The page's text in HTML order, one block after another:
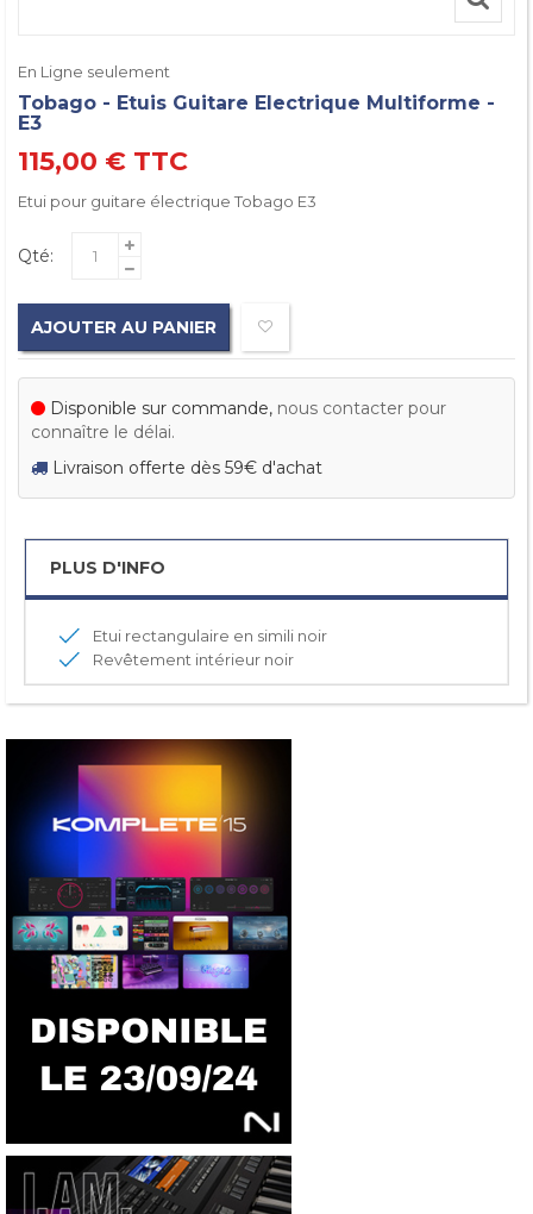
En Ligne seulement
Tobago - Etuis Guitare Electrique Multiforme -
E3
115,00 € TTC
Etui pour guitare électrique Tobago E3
Qté:
AJOUTER AU PANIER
Disponible sur commande, nous contacter pour
connaître le délai.
Livraison offerte dès 59€ d'achat
PLUS D'INFO
Etui rectangulaire en simili noir
Revêtement intérieur noir